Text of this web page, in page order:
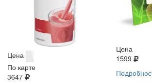
Цена
По карте
3647
Цена
1599